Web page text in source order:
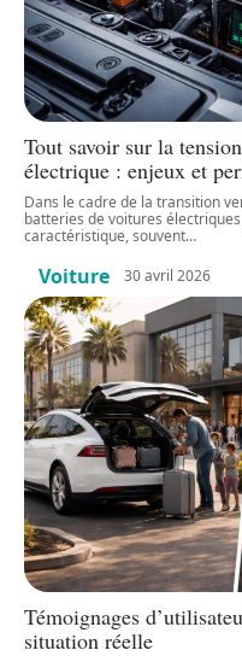
Tout savoir sur la
électrique : enjeux et
Dans le cadre de la transition
batteries de voitures
caractéristique, souvent…
Voiture 30 avril 2026
Témoignages
situation réelle